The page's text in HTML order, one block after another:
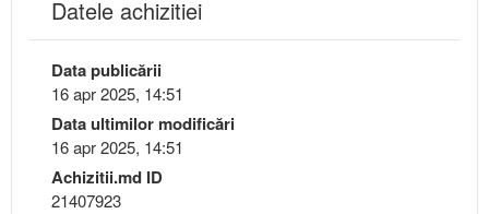
Datele achizitiei
Data publicării
16 apr 2025, 14:51
Data ultimilor modificări
16 apr 2025, 14:51
Achizitii.md ID
21407923